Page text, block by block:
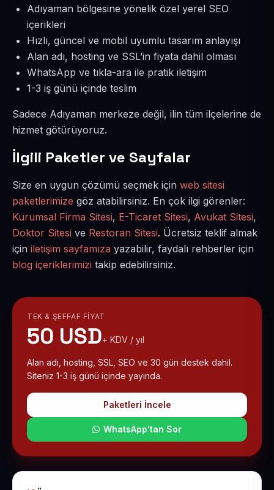
Adıyaman bölgesine yönelik özel yerel SEO
içerikleri
Hızlı, güncel ve mobil uyumlu tasarım anlayışı
Alan adı, hosting ve SSL’in fiyata dahil olması
WhatsApp ve tıkla-ara ile pratik iletişim
1-3 iş günü içinde teslim
Sadece Adıyaman merkeze değil, ilin tüm ilçelerine de
hizmet götürüyoruz.
İlgili Paketler ve Sayfalar
Size en uygun çözümü seçmek için web sitesi
paketlerimize göz atabilirsiniz. En çok ilgi görenler:
Kurumsal Firma Sitesi, E-Ticaret Sitesi, Avukat Sitesi,
Doktor Sitesi ve Restoran Sitesi. Ücretsiz teklif almak
için iletişim sayfamıza yazabilir, faydalı rehberler için
blog içeriklerimizi takip edebilirsiniz.
TEK & ŞEFFAF FIYAT
50 USD+ KDV / yıl
Alan adı, hosting, SSL, SEO ve 30 gün destek dahil.
Siteniz 1-3 iş günü içinde yayında.
Paketleri İncele
WhatsApp'tan Sor